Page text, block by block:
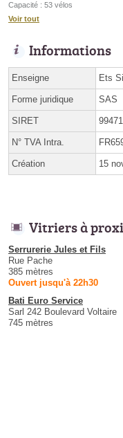
Capacité : 53 vélos
Voir tout
Informations
Enseigne Ets
Forme juridique SAS
SIRET
N° TVA Intra.
Création 15
Vitriers à
Serrurerie Jules et Fils
Rue Pache
385 mètres
Ouvert jusqu'à 22h30
Bati Euro Service
Sarl 242 Boulevard Voltaire
745 mètres